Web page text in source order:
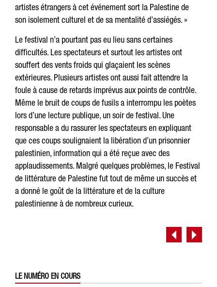
artistes étrangers à cet événement sort la Palestine de
son isolement culturel et de sa mentalité d’assiégés. »
Le festival n’a pourtant pas eu lieu sans certaines
difficultés. Les spectateurs et surtout les artistes ont
souffert des vents froids qui glaçaient les scènes
extérieures. Plusieurs artistes ont aussi fait attendre la
foule à cause de retards imprévus aux points de contrôle.
Même le bruit de coups de fusils a interrompu les poètes
lors d’une lecture publique, un soir de festival. Une
responsable a du rassurer les spectateurs en expliquant
que ces coups soulignaient la libération d’un prisonnier
palestinien, information qui a été reçue avec des
applaudissements. Malgré quelques problèmes, le Festival
de littérature de Palestine fut tout de même un succès et
a donné le goût de la littérature et de la culture
palestinienne à de nombreux curieux.
LE NUMÉRO EN COURS